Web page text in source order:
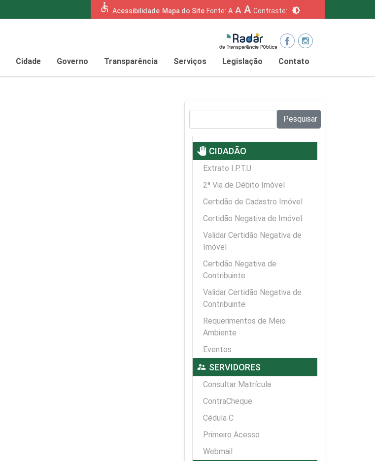
accessible Acessibilidade Mapa do Site Fonte: A A A Contraste: brightness_6
Cidade Governo Transparência Serviços Legislação Contato
Pesquisar
pan_tool CIDADÃO
Extrato I.P.T.U
2ª Via de Débito Imóvel
Certidão de Cadastro Imóvel
Certidão Negativa de Imóvel
Validar Certidão Negativa de
Imóvel
Certidão Negativa de
Contribuinte
Validar Certidão Negativa de
Contribuinte
Requerimentos de Meio
Ambiente
Eventos
supervisor_account SERVIDORES
Consultar Matrícula
ContraCheque
Cédula C
Primeiro Acesso
Webmail